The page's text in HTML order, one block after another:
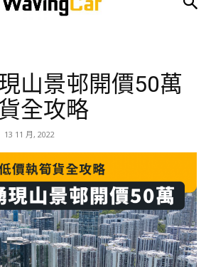
山景邨開價50萬
全攻略
13 11 月, 2022